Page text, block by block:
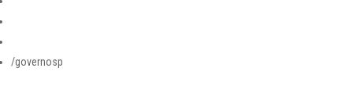
/governosp